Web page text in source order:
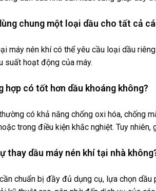
chung một loại dầu cho tất cả
máy nén khí có thể yêu cầu loại dầu
suất hoạt động của máy.
hợp có tốt hơn dầu khoáng không?
có khả năng chống oxi hóa, chống
trong điều kiện khắc nghiệt. Tuy nhiên,
thay dầu máy nén khí tại nhà
chuẩn bị đầy đủ dụng cụ, lựa chọn